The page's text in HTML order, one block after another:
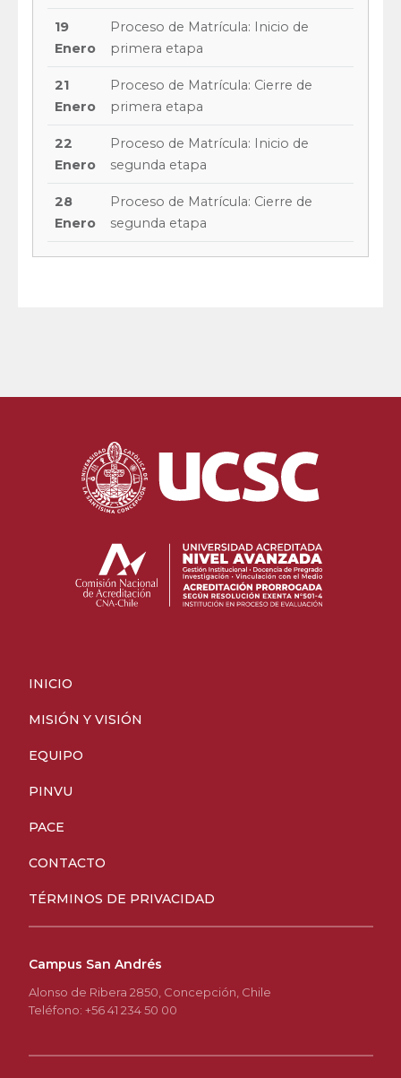
19
Enero
Proceso de Matrícula: Inicio de
primera etapa
21
Enero
Proceso de Matrícula: Cierre de
primera etapa
22
Enero
Proceso de Matrícula: Inicio de
segunda etapa
28
Enero
Proceso de Matrícula: Cierre de
segunda etapa
INICIO
MISIÓN Y VISIÓN
EQUIPO
PINVU
PACE
CONTACTO
TÉRMINOS DE PRIVACIDAD
Campus San Andrés
Alonso de Ribera 2850, Concepción, Chile
Teléfono: +56 41 234 50 00